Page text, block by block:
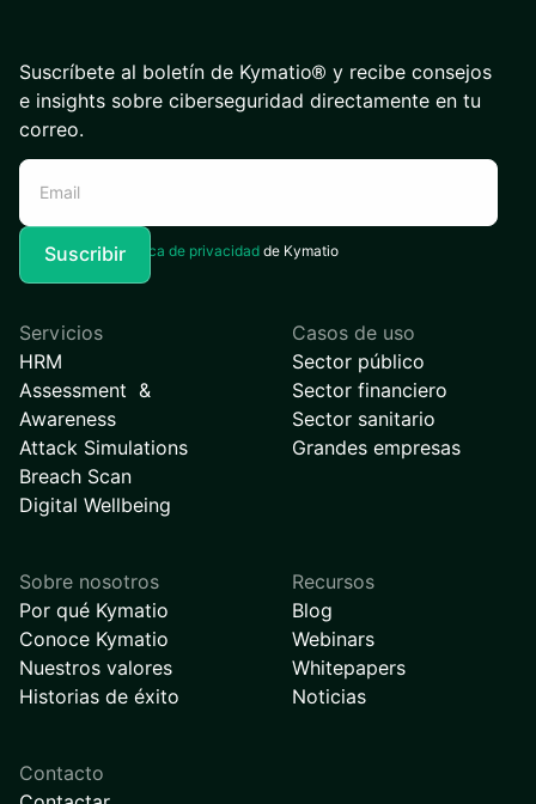
Suscríbete al boletín de Kymatio® y recibe consejos
e insights sobre ciberseguridad directamente en tu
correo.
Acepto laPolítica de privacidad de Kymatio
Servicios
HRM
Assessment &
Awareness
Attack Simulations
Breach Scan
Digital Wellbeing
Casos de uso
Sector público
Sector financiero
Sector sanitario
Grandes empresas
Sobre nosotros
Por qué Kymatio
Conoce Kymatio
Nuestros valores
Historias de éxito
Recursos
Blog
Webinars
Whitepapers
Noticias
Contacto